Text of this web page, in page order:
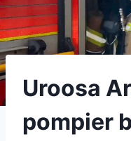
Uroosa
pompier